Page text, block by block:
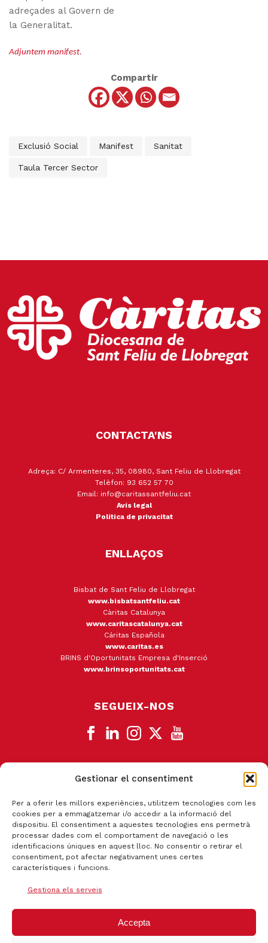
Gestionar el consentiment
Per a oferir les millors experiències, utilitzem tecnologies com les
cookies per a emmagatzemar i/o accedir a la informació del
dispositiu. El consentiment a aquestes tecnologies ens permetrà
processar dades com el comportament de navegació o les
identificacions úniques en aquest lloc. No consentir o retirar el
consentiment, pot afectar negativament unes certes
característiques i funcions.
Gestiona els serveis
Accepta
adreçades al Govern de
la Generalitat.
Adjuntem manifest.
Compartir
Exclusió Social Manifest Sanitat
Taula Tercer Sector
CONTACTA'NS
Adreça: C/ Armenteres, 35, 08980, Sant Feliu de Llobregat
Telèfon: 93 652 57 70
Email: info@caritassantfeliu.cat
Avís legal
Política de privacitat
ENLLAÇOS
Bisbat de Sant Feliu de Llobregat
www.bisbatsantfeliu.cat
Càritas Catalunya
www.caritascatalunya.cat
Cáritas Española
www.caritas.es
BRINS d'Oportunitats Empresa d'Inserció
www.brinsoportunitats.cat
SEGUEIX-NOS
CANAL DE DENÚNCIA